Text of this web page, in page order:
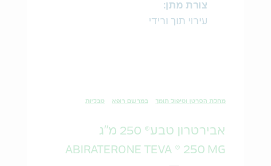
צורת מתן:
עירוי תוך ורידי
מחלת הסרטן וטיפול תומך במרשם רופא טבליות
אבירטרון טבע® 250 מ"ג
ABIRATERONE TEVA ® 250 MG